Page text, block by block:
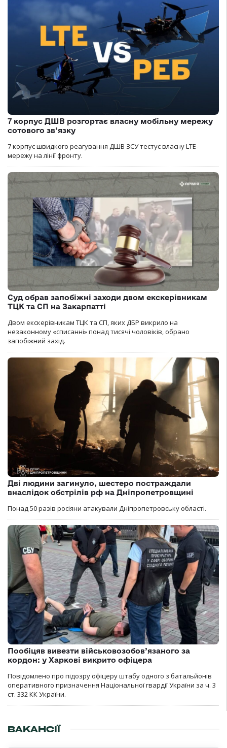
7 корпус ДШВ розгортає власну мобільну мережу
сотового зв’язку
7 корпус швидкого реагування ДШВ ЗСУ тестує власну LTE-
мережу на лінії фронту.
Суд обрав запобіжні заходи двом екскерівникам
ТЦК та СП на Закарпатті
Двом екскерівникам ТЦК та СП, яких ДБР викрило на
незаконному «списанні» понад тисячі чоловіків, обрано
запобіжний захід.
Дві людини загинуло, шестеро постраждали
внаслідок обстрілів рф на Дніпропетровщині
Понад 50 разів росіяни атакували Дніпропетровську області.
Пообіцяв вивезти військовозобов’язаного за
кордон: у Харкові викрито офіцера
Повідомлено про підозру офіцеру штабу одного з батальйонів
оперативного призначення Національної гвардії України за ч. 3
ст. 332 КК України.
ВАКАНСІЇ